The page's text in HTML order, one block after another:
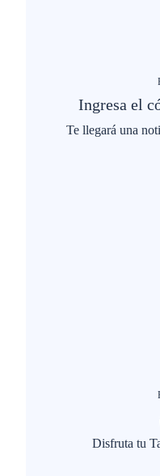
Ingresa el
Te llegará una
Disfruta tu